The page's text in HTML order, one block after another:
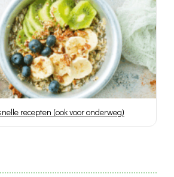
recepten (ook voor onderweg)